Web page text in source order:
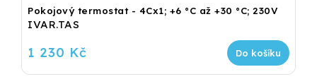
Pokojový termostat - 4Cx1; +6 °C až +30 °C; 230V
IVAR.TAS
1 230 Kč Do košíku